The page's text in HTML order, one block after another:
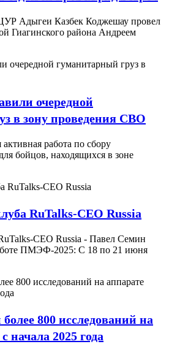
Адыгеи Казбек Коджешау провел
Гиагинского района Андреем
очередной
в зону проведения СВО
работа по сбору
бойцов, находящихся в зоне
RuTalks-CEO Russia
CEO Russia - Павел Семин
ПМЭФ-2025: С 18 по 21 июня
800 исследований на
2025 года